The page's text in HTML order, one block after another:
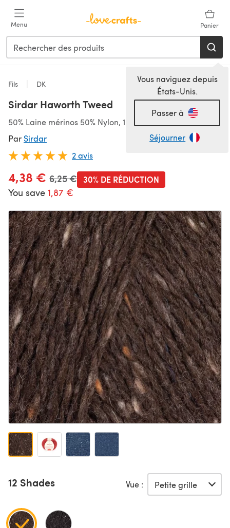
Menu Panier
Vous naviguez depuis
États-Unis.
Passer à
Séjourner
Fils DK
Sirdar Haworth Tweed
50% Laine mérinos 50% Nylon, 165m/50g, DK
Par Sirdar
2 avis
4,38 € Ancien prix
6,25 €
You save 1,87 €
30% DE RÉDUCTION
12 Shades Vue :